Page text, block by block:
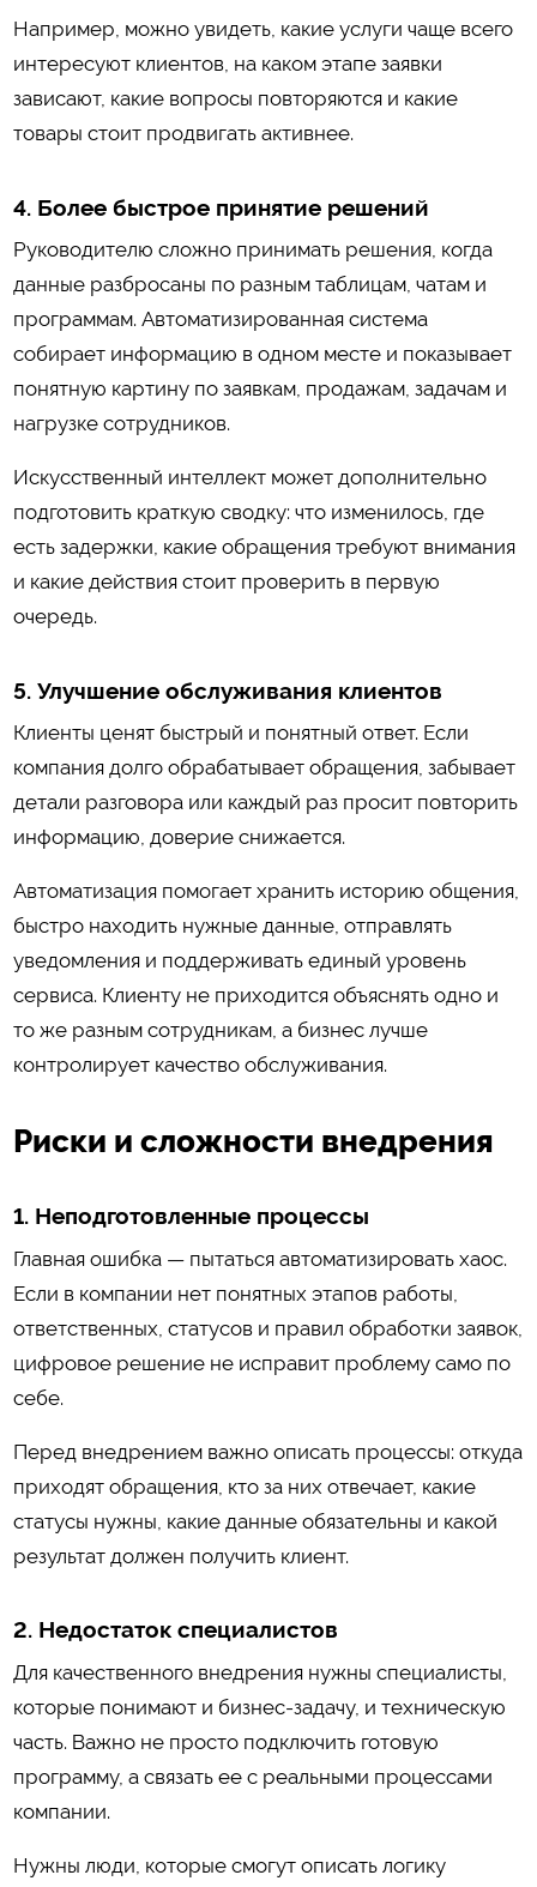
Например, можно увидеть, какие услуги чаще всего
интересуют клиентов, на каком этапе заявки
зависают, какие вопросы повторяются и какие
товары стоит продвигать активнее.
4. Более быстрое принятие решений
Руководителю сложно принимать решения, когда
данные разбросаны по разным таблицам, чатам и
программам. Автоматизированная система
собирает информацию в одном месте и показывает
понятную картину по заявкам, продажам, задачам и
нагрузке сотрудников.
Искусственный интеллект может дополнительно
подготовить краткую сводку: что изменилось, где
есть задержки, какие обращения требуют внимания
и какие действия стоит проверить в первую
очередь.
5. Улучшение обслуживания клиентов
Клиенты ценят быстрый и понятный ответ. Если
компания долго обрабатывает обращения, забывает
детали разговора или каждый раз просит повторить
информацию, доверие снижается.
Автоматизация помогает хранить историю общения,
быстро находить нужные данные, отправлять
уведомления и поддерживать единый уровень
сервиса. Клиенту не приходится объяснять одно и
то же разным сотрудникам, а бизнес лучше
контролирует качество обслуживания.
Риски и сложности внедрения
1. Неподготовленные процессы
Главная ошибка — пытаться автоматизировать хаос.
Если в компании нет понятных этапов работы,
ответственных, статусов и правил обработки заявок,
цифровое решение не исправит проблему само по
себе.
Перед внедрением важно описать процессы: откуда
приходят обращения, кто за них отвечает, какие
статусы нужны, какие данные обязательны и какой
результат должен получить клиент.
2. Недостаток специалистов
Для качественного внедрения нужны специалисты,
которые понимают и бизнес-задачу, и техническую
часть. Важно не просто подключить готовую
программу, а связать ее с реальными процессами
компании.
Нужны люди, которые смогут описать логику